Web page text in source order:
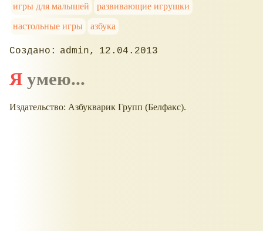
игры для малышей
развивающие игрушки
настольные игры
азбука
admin 12.04.2013
Я умею...
Издательство: Азбукварик Групп (Белфакс).